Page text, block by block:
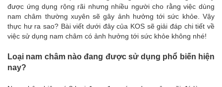
được ứng dụng rộng rãi nhưng nhiều người cho rằng việc dùng
nam châm thường xuyên sẽ gây ảnh hưởng tới sức khỏe. Vậy
thực hư ra sao? Bài viết dưới đây của KOS sẽ giải đáp chi tiết về
việc sử dụng nam châm có ảnh hưởng tới sức khỏe không nhé!
Loại nam châm nào đang được sử dụng phổ biến hiện
nay?